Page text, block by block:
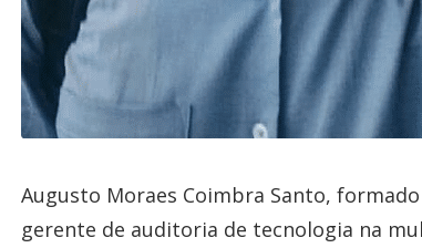
Augusto Moraes Coimbra Santo,
gerente de auditoria de tecnologia na